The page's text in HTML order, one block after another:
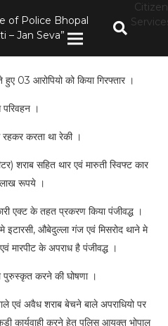
of Police Bhopal
– Jan Seva”
Citizen
03 आरोपियो को किया गिरफ्तार ।
।
करता था रेकी ।
शराब सहित थार एवं मारुती स्विफ्ट कार
लाख रूपये ।
एक्ट के तहत प्रकरण किया पंजीवद्ध ।
मे इटारसी, औबेदुल्ला गंज एवं मिसरोद थाने मे
मारपीट के अपराध है पंजीवद्ध ।
पुरुस्कृत करने की घोषणा ।
एवं अवैध शराब बेचने बाले अपराधियो पर
कार्यवाही करने हेतु पुलिस आयुक्त भोपाल